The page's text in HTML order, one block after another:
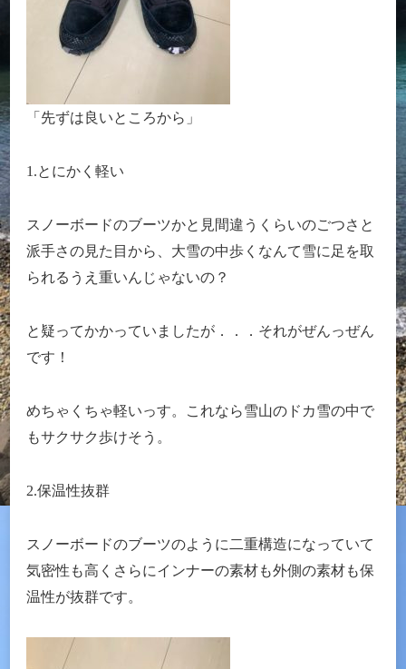
「先ずは良いところから」
1.とにかく軽い
スノーボードのブーツかと見間違うくらいのごつさと
派手さの見た目から、大雪の中歩くなんて雪に足を取
られるうえ重いんじゃないの？
と疑ってかかっていましたが．．．それがぜんっぜん
です！
めちゃくちゃ軽いっす。これなら雪山のドカ雪の中で
もサクサク歩けそう。
2.保温性抜群
スノーボードのブーツのように二重構造になっていて
気密性も高くさらにインナーの素材も外側の素材も保
温性が抜群です。